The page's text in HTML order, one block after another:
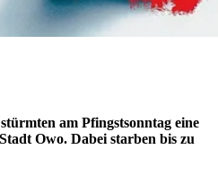
am Pfingstsonntag eine
Owo. Dabei starben bis zu